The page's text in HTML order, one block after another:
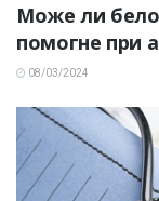
Може ли
помогне при
08/03/2024